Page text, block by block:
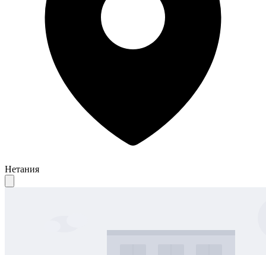
Нетания